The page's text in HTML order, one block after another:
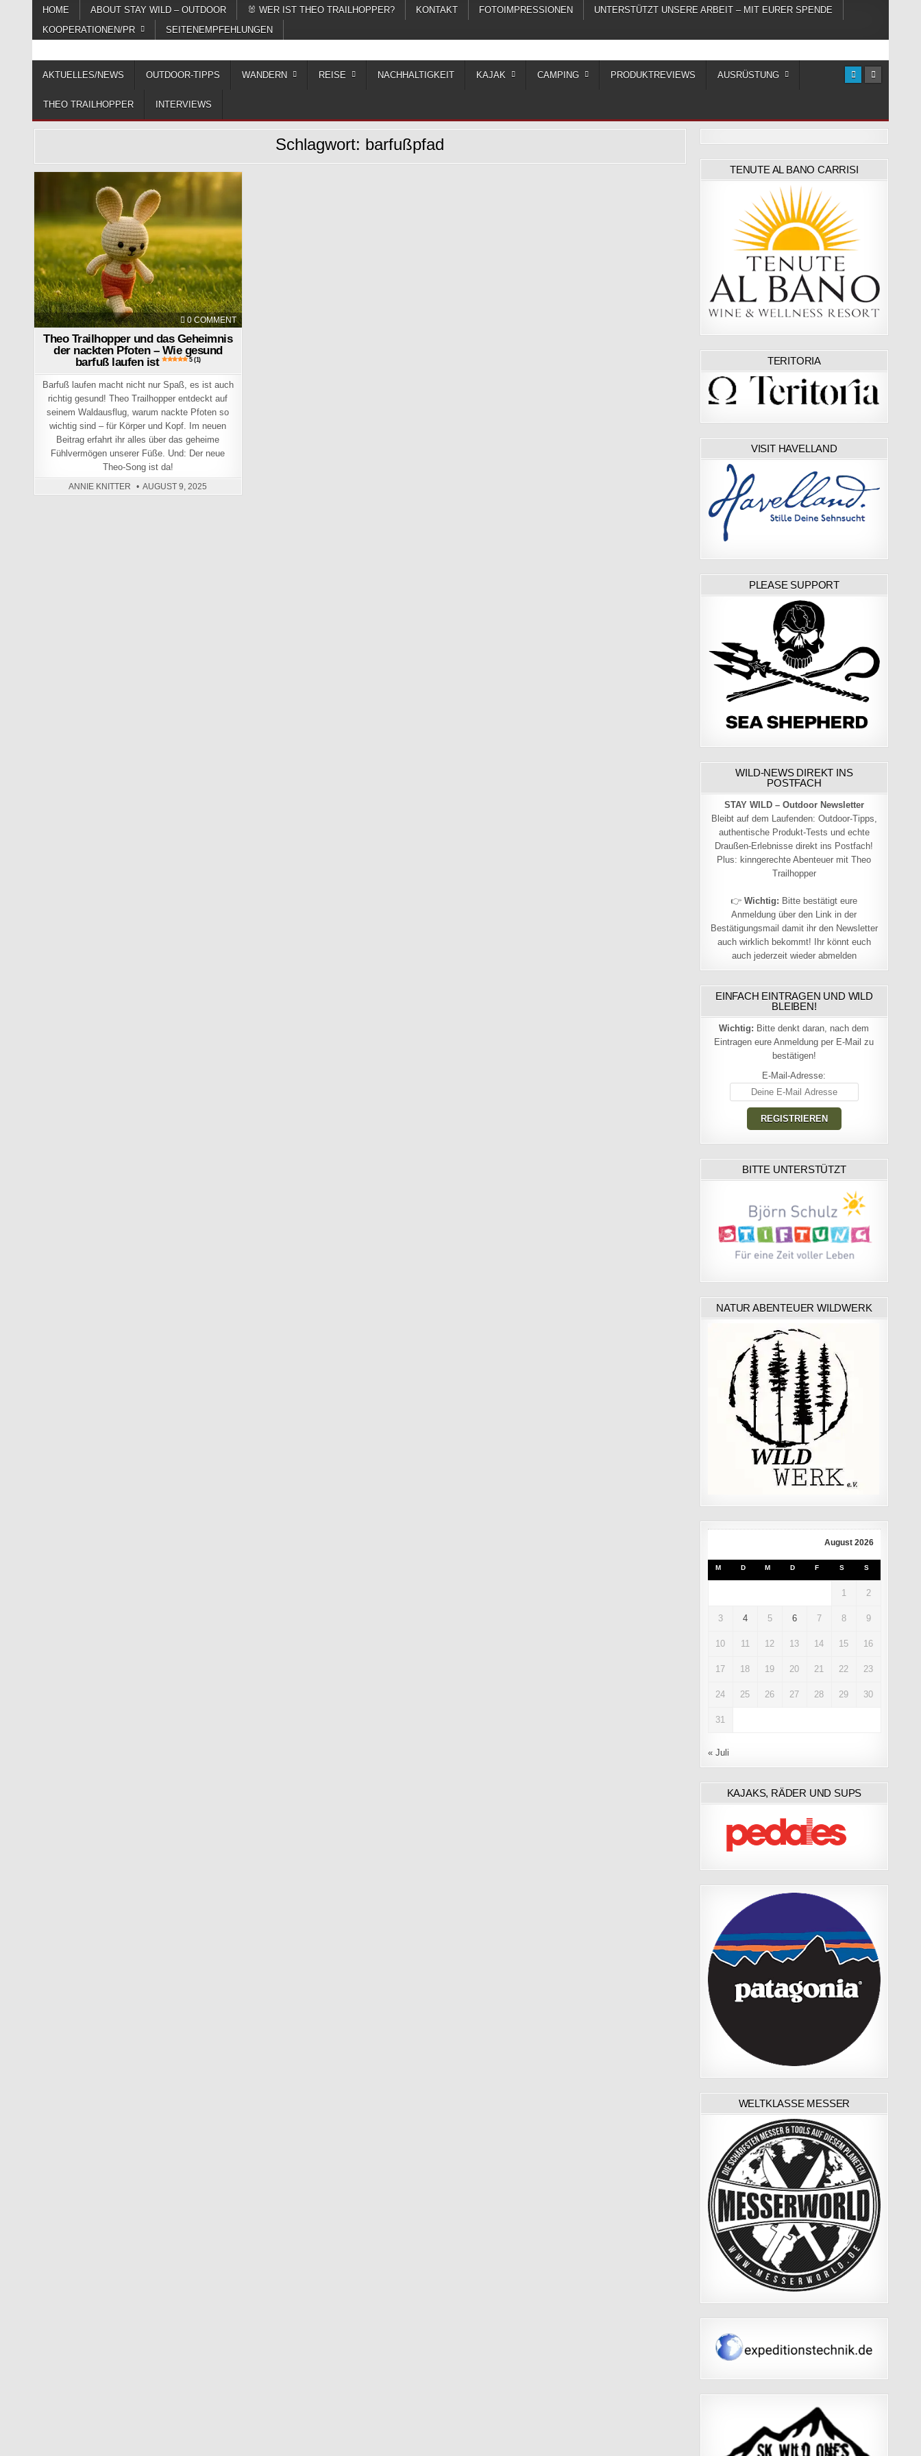
Skip to content
HOME ABOUT STAY WILD – OUTDOOR 🐰 WER IST THEO TRAILHOPPER? KONTAKT FOTOIMPRESSIONEN
UNTERSTÜTZT UNSERE ARBEIT – MIT EURER SPENDE
KOOPERATIONEN/PR
SEITENEMPFEHLUNGEN
STAY WILD – OUTDOOR
AKTUELLES/NEWS OUTDOOR-TIPPS WANDERN REISE NACHHALTIGKEIT KAJAK CAMPING PRODUKTREVIEWS AUSRÜSTUNG
THEO TRAILHOPPER INTERVIEWS
Schlagwort: barfußpfad
0 COMMENTON THEO TRAILHOPPER UND DAS GEHEIMNIS DER NACKTEN PFOTEN – WIE GESUND BARFUSS LAUFEN IST 5 (1)
Posted in
Theo Trailhopper und das Geheimnis
der nackten Pfoten – Wie gesund
barfuß laufen ist
5 (1)
Barfuß laufen macht nicht nur Spaß, es ist auch
richtig gesund! Theo Trailhopper entdeckt auf
seinem Waldausflug, warum nackte Pfoten so
wichtig sind – für Körper und Kopf. Im neuen
Beitrag erfahrt ihr alles über das geheime
Fühlvermögen unserer Füße. Und: Der neue
Theo-Song ist da!
ANNIE KNITTER AUGUST 9, 2025
TENUTE AL BANO CARRISI
TERITORIA
VISIT HAVELLAND
PLEASE SUPPORT
WILD-NEWS DIREKT INS
POSTFACH
STAY WILD – Outdoor Newsletter
Bleibt auf dem Laufenden: Outdoor-Tipps,
authentische Produkt-Tests und echte
Draußen-Erlebnisse direkt ins Postfach!
Plus: kinngerechte Abenteuer mit Theo
Trailhopper
👉Wichtig: Bitte bestätigt eure
Anmeldung über den Link in der
Bestätigungsmail damit ihr den Newsletter
auch wirklich bekommt! Ihr könnt euch
auch jederzeit wieder abmelden
EINFACH EINTRAGEN UND WILD
BLEIBEN!
Wichtig: Bitte denkt daran, nach dem
Eintragen eure Anmeldung per E-Mail zu
bestätigen!
E-Mail-Adresse:
BITTE UNTERSTÜTZT
NATUR ABENTEUER WILDWERK
August 2026
M D M D F S S
1 2
3 4 5 6 7 8 9
10 11 12 13 14 15 16
17 18 19 20 21 22 23
24 25 26 27 28 29 30
31
« Juli
KAJAKS, RÄDER UND SUPS
WELTKLASSE MESSER